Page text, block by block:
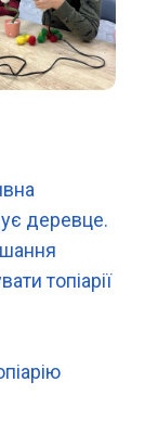
деревце.
топіарії